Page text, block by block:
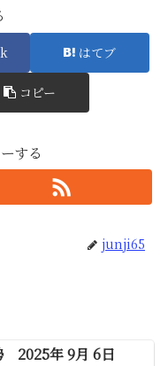
はてブ
コピー
する
junji65
2025年 9月 6日